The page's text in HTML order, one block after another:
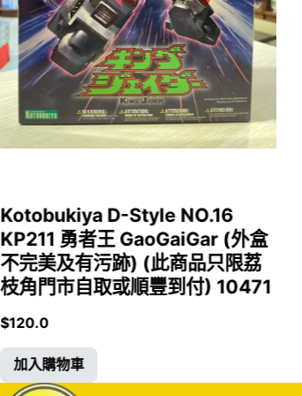
Kotobukiya D-Style NO.16
KP211 勇者王 GaoGaiGar (外盒
不完美及有污跡) (此商品只限荔
枝角門市自取或順豐到付) 10471
$120.0
加入購物車